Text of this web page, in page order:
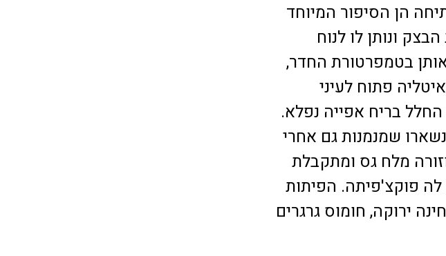
הן הסיפור המיוחד
ונותן לו לנוח
בטמפרטורת החדר,
פתוח לעיני
בריח אפייה נפלא.
שמנמנות גם אחרי
מלח גס ומתקבלת
פוקצ'פיתה. הפיתות
ירוקה, חומוס גרגרים